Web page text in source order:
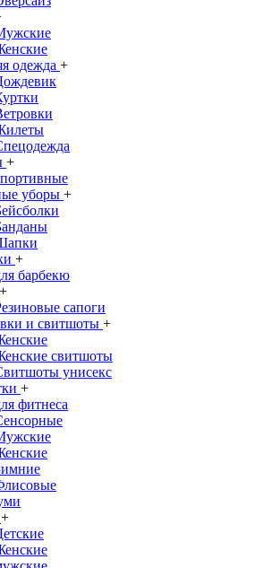
одежда +
+
уборы +
+
барбекю
+
сапоги
и свитшоты +
свитшоты
унисекс
+
фитнеса
+